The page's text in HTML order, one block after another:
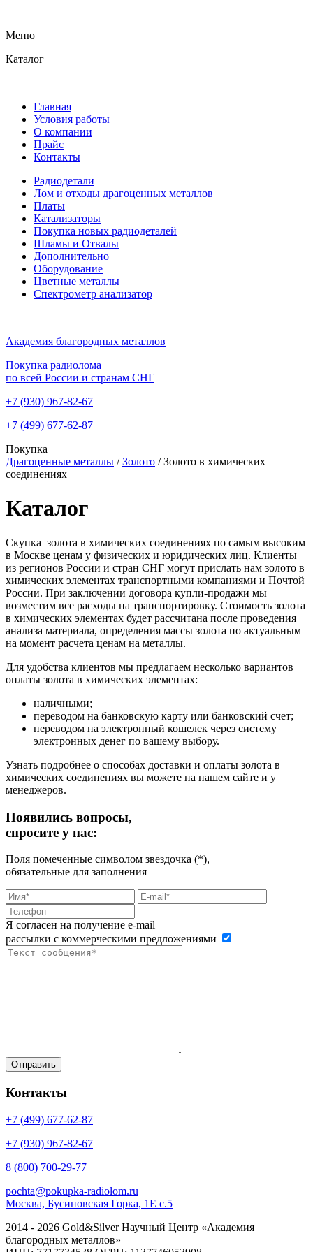
Меню
Каталог
Главная
Условия работы
О компании
Прайс
Контакты
Радиодетали
Лом и отходы драгоценных металлов
Платы
Катализаторы
Покупка новых радиодеталей
Шламы и Отвалы
Дополнительно
Оборудование
Цветные металлы
Спектрометр анализатор
Академия благородных металлов
Покупка радиолома
по всей России и странам СНГ
+7 (930) 967-82-67
+7 (499) 677-62-87
Покупка
Драгоценные металлы / Золото / Золото в химических
соединениях
Каталог
Скупка золота в химических соединениях по самым высоким
в Москве ценам у физических и юридических лиц. Клиенты
из регионов России и стран СНГ могут прислать нам золото в
химических элементах транспортными компаниями и Почтой
России. При заключении договора купли-продажи мы
возместим все расходы на транспортировку. Стоимость золота
в химических элементах будет рассчитана после проведения
анализа материала, определения массы золота по актуальным
на момент расчета ценам на металлы.
Для удобства клиентов мы предлагаем несколько вариантов
оплаты золота в химических элементах:
наличными;
переводом на банковскую карту или банковский счет;
переводом на электронный кошелек через систему
электронных денег по вашему выбору.
Узнать подробнее о способах доставки и оплаты золота в
химических соединениях вы можете на нашем сайте и у
менеджеров.
Появились вопросы,
спросите у нас:
Поля помеченные символом звездочка (*),
обязательные для заполнения
Я согласен на получение e-mail
рассылки с коммерческими предложениями
Контакты
+7 (499) 677-62-87
+7 (930) 967-82-67
8 (800) 700-29-77
pochta@pokupka-radiolom.ru
Москва, Бусиновская Горка, 1Е с.5
2014 - 2026 Gold&Silver Научный Центр «Академия
благородных металлов»